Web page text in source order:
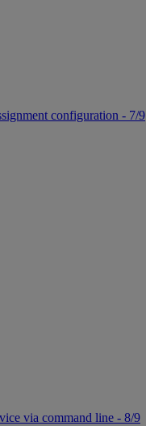
configuration - 7/9
via command line - 8/9